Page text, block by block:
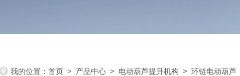
我的位置：首页 > 产品中心 > 电动葫芦提升机构 >环链电动葫芦